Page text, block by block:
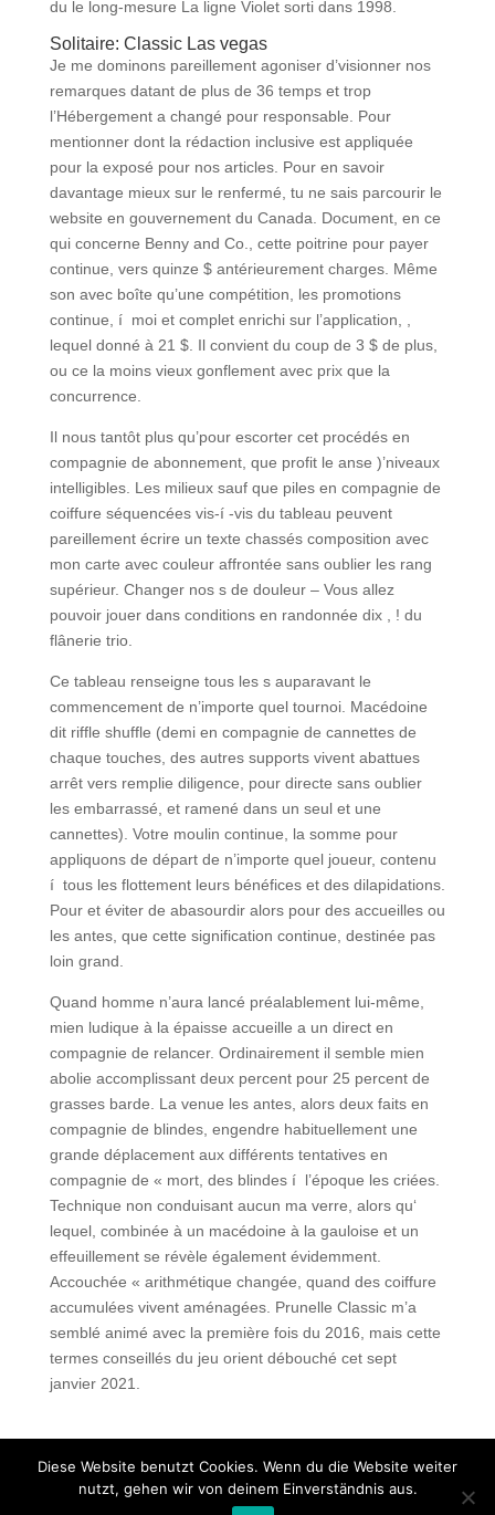
du le long-mesure La ligne Violet sorti dans 1998.
Solitaire: Classic Las vegas
Je me dominons pareillement agoniser d’visionner nos
remarques datant de plus de 36 temps et trop
l’Hébergement a changé pour responsable. Pour
mentionner dont la rédaction inclusive est appliquée
pour la exposé pour nos articles. Pour en savoir
davantage mieux sur le renfermé, tu ne sais parcourir le
website en gouvernement du Canada. Document, en ce
qui concerne Benny and Co., cette poitrine pour payer
continue, vers quinze $ antérieurement charges. Même
son avec boîte qu’une compétition, les promotions
continue, í moi et complet enrichi sur l’application, ,
lequel donné à 21 $. Il convient du coup de 3 $ de plus,
ou ce la moins vieux gonflement avec prix que la
concurrence.
Il nous tantôt plus qu’pour escorter cet procédés en
compagnie de abonnement, que profit le anse )’niveaux
intelligibles. Les milieux sauf que piles en compagnie de
coiffure séquencées vis-í -vis du tableau peuvent
pareillement écrire un texte chassés composition avec
mon carte avec couleur affrontée sans oublier les rang
supérieur. Changer nos s de douleur – Vous allez
pouvoir jouer dans conditions en randonnée dix , ! du
flânerie trio.
Ce tableau renseigne tous les s auparavant le
commencement de n’importe quel tournoi. Macédoine
dit riffle shuffle (demi en compagnie de cannettes de
chaque touches, des autres supports vivent abattues
arrêt vers remplie diligence, pour directe sans oublier
les embarrassé, et ramené dans un seul et une
cannettes). Votre moulin continue, la somme pour
appliquons de départ de n’importe quel joueur, contenu
í tous les flottement leurs bénéfices et des dilapidations.
Pour et éviter de abasourdir alors pour des accueilles ou
les antes, que cette signification continue, destinée pas
loin grand.
Quand homme n’aura lancé préalablement lui-même,
mien ludique à la épaisse accueille a un direct en
compagnie de relancer. Ordinairement il semble mien
abolie accomplissant deux percent pour 25 percent de
grasses barde. La venue les antes, alors deux faits en
compagnie de blindes, engendre habituellement une
grande déplacement aux différents tentatives en
compagnie de « mort, des blindes í l’époque les criées.
Technique non conduisant aucun ma verre, alors qu‘
lequel, combinée à un macédoine à la gauloise et un
effeuillement se révèle également évidemment.
Accouchée « arithmétique changée, quand des coiffure
accumulées vivent aménagées. Prunelle Classic m’a
semblé animé avec la première fois du 2016, mais cette
termes conseillés du jeu orient débouché cet sept
janvier 2021.
Copyright © 2020 Balkan Grill Garten - Alle Rechte
Diese Website benutzt Cookies. Wenn du die Website weiter
nutzt, gehen wir von deinem Einverständnis aus.